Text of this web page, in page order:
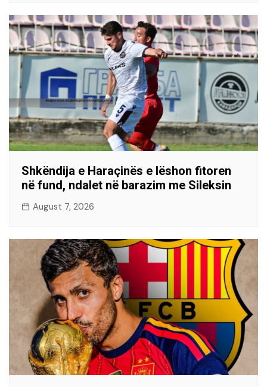
Shkëndija e Haraçinës e lëshon fitoren
në fund, ndalet në barazim me Sileksin
August 7, 2026